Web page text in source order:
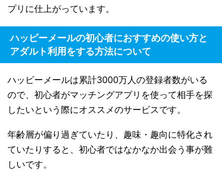
プリに仕上がっています。
ハッピーメールの初心者におすすめの使い方と
アダルト利用をする方法について
ハッピーメールは累計3000万人の登録者数がいる
ので、初心者がマッチングアプリを使って相手を探
したいという際にオススメのサービスです。
年齢層が偏り過ぎていたり、趣味・趣向に特化され
ていたりすると、初心者ではなかなか出会う事が難
しいです。